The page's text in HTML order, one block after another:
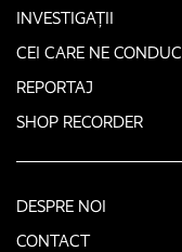
INVESTIGAȚII
CEI CARE NE CONDUC
REPORTAJ
SHOP RECORDER
DESPRE NOI
CONTACT